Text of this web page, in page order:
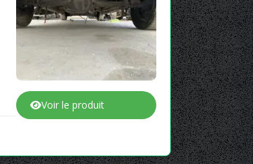
Voir le produit